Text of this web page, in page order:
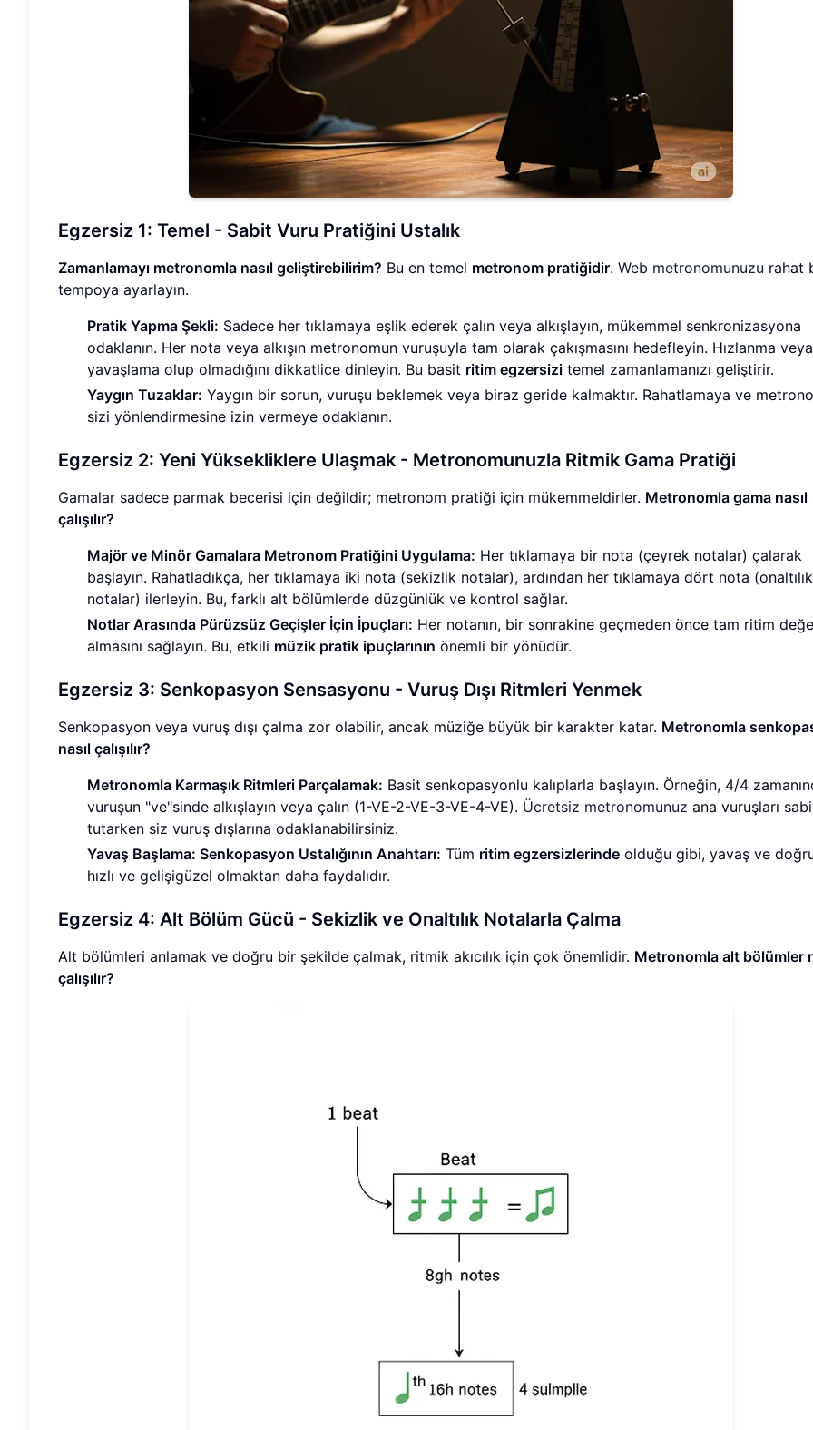
Egzersiz 1: Temel - Sabit Vuru Pratiğini Ustalık
Zamanlamayı metronomla nasıl geliştirebilirim? Bu en temel metronom pratiğidir. Web metronomunuzu rahat
tempoya ayarlayın.
Pratik Yapma Şekli: Sadece her tıklamaya eşlik ederek çalın veya alkışlayın, mükemmel senkronizasyona
odaklanın. Her nota veya alkışın metronomun vuruşuyla tam olarak çakışmasını hedefleyin. Hızlanma veya
yavaşlama olup olmadığını dikkatlice dinleyin. Bu basit ritim egzersizi temel zamanlamanızı geliştirir.
Yaygın Tuzaklar: Yaygın bir sorun, vuruşu beklemek veya biraz geride kalmaktır. Rahatlamaya ve
sizi yönlendirmesine izin vermeye odaklanın.
Egzersiz 2: Yeni Yüksekliklere Ulaşmak - Metronomunuzla Ritmik Gama Pratiği
Gamalar sadece parmak becerisi için değildir; metronom pratiği için mükemmeldirler. Metronomla gama nasıl
çalışılır?
Majör ve Minör Gamalara Metronom Pratiğini Uygulama: Her tıklamaya bir nota (çeyrek notalar) çalarak
başlayın. Rahatladıkça, her tıklamaya iki nota (sekizlik notalar), ardından her tıklamaya dört nota (onaltılık
notalar) ilerleyin. Bu, farklı alt bölümlerde düzgünlük ve kontrol sağlar.
Notlar Arasında Pürüzsüz Geçişler İçin İpuçları: Her notanın, bir sonrakine geçmeden önce tam ritim
almasını sağlayın. Bu, etkili müzik pratik ipuçlarının önemli bir yönüdür.
Egzersiz 3: Senkopasyon Sensasyonu - Vuruş Dışı Ritmleri Yenmek
Senkopasyon veya vuruş dışı çalma zor olabilir, ancak müziğe büyük bir karakter katar. Metronomla
nasıl çalışılır?
Metronomla Karmaşık Ritmleri Parçalamak: Basit senkopasyonlu kalıplarla başlayın. Örneğin, 4/4
vuruşun "ve"sinde alkışlayın veya çalın (1-VE-2-VE-3-VE-4-VE). Ücretsiz metronomunuz ana vuruşları
tutarken siz vuruş dışlarına odaklanabilirsiniz.
Yavaş Başlama: Senkopasyon Ustalığının Anahtarı: Tüm ritim egzersizlerinde olduğu gibi, yavaş ve
hızlı ve gelişigüzel olmaktan daha faydalıdır.
Egzersiz 4: Alt Bölüm Gücü - Sekizlik ve Onaltılık Notalarla Çalma
Alt bölümleri anlamak ve doğru bir şekilde çalmak, ritmik akıcılık için çok önemlidir. Metronomla alt bölümler
çalışılır?